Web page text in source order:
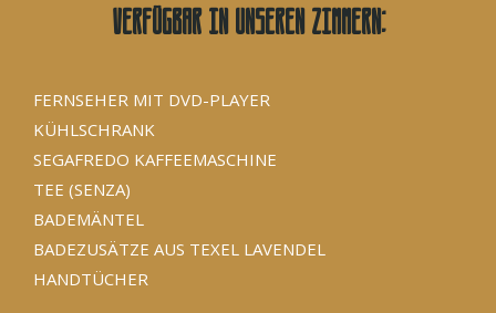
Verfügbar in unseren Zimmern:
FERNSEHER MIT DVD-PLAYER
KÜHLSCHRANK
SEGAFREDO KAFFEEMASCHINE
TEE (SENZA)
BADEMÄNTEL
BADEZUSÄTZE AUS TEXEL LAVENDEL
HANDTÜCHER